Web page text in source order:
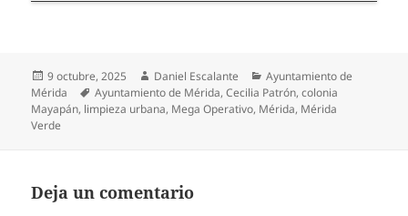
Publicado
el
9 octubre, 2025 Autor
Daniel Escalante Categorías
Ayuntamiento de
Mérida
Etiquetas
Ayuntamiento de Mérida,Cecilia Patrón,colonia
Mayapán, limpieza urbana, Mega Operativo, Mérida, Mérida
Verde
Deja un comentario